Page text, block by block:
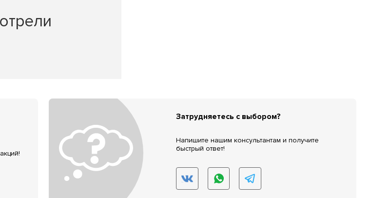
Затрудняетесь с выбором?
Напишите нашим консультантам и получите
быстрый ответ!